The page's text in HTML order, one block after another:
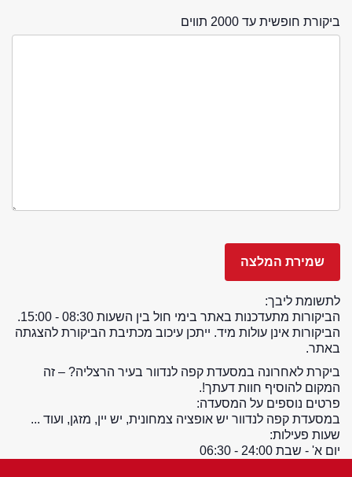
ביקורת חופשית עד 2000 תווים
לתשומת ליבך:
הביקורות מתעדכנות באתר בימי חול בין השעות 08:30 - 15:00.
הביקורות אינן עולות מיד. ייתכן עיכוב מכתיבת הביקורת להצגתה
באתר.
ביקרת לאחרונה במסעדת קפה לנדוור בעיר הרצליה? – זה
המקום להוסיף חוות דעתך!.
פרטים נוספים על המסעדה:
במסעדת קפה לנדוור יש אופציה צמחונית, יש יין, מזגן, ועוד ...
שעות פעילות:
יום א' - שבת 24:00 - 06:30